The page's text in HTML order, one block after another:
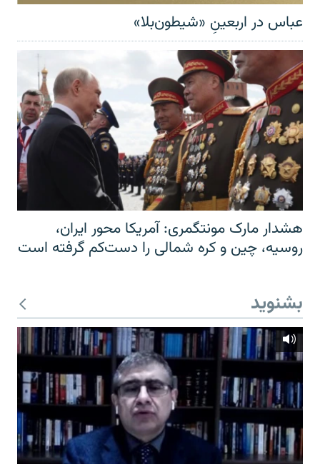
عباس در اربعینِ «شیطون‌بلا»
هشدار مارک مونتگمری: آمریکا محور ایران،
روسیه، چین و کره شمالی را دست‌کم گرفته است
بشنوید